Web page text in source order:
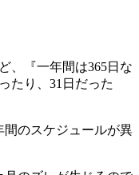
、『一年間は365日な
たり、31日だった
のスケジュールが異